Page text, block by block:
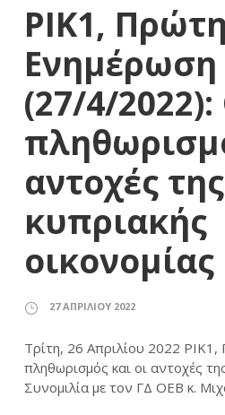
ΡΙΚ1, Πρώτη
Ενημέρωση
(27/4/
αντοχές της
κυπριακής
οικονομίας
27 ΑΠΡΙΛΊΟΥ 2022
Τρίτη, 26 Απριλίου 2022
πληθωρισμός και οι αντοχές
Συνομιλία με τον ΓΔ ΟΕΒ κ.